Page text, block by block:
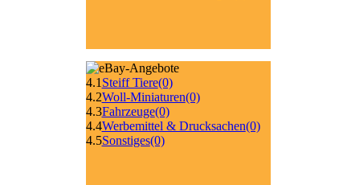
4.1 Steiff Tiere(0)
4.2Woll-Miniaturen(0)
4.3Fahrzeuge(0)
4.4Werbemittel & Drucksachen(0)
4.5Sonstiges(0)